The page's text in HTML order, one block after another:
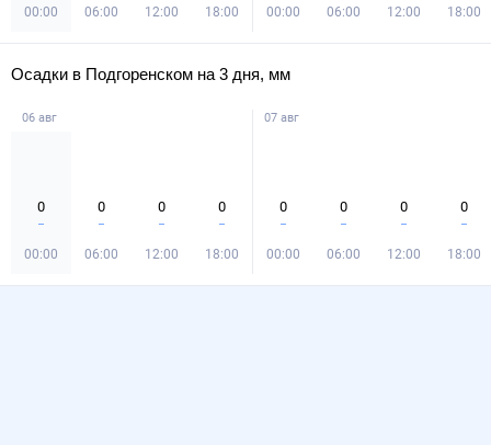
00:00 06:00 12:00 18:00 00:00 06:00 12:00 18:00
Осадки в Подгоренском на 3 дня, мм
06 авг
0
00:00
0
06:00
0
12:00
0
18:00
07 авг
0
00:00
0
06:00
0
12:00
0
18:00